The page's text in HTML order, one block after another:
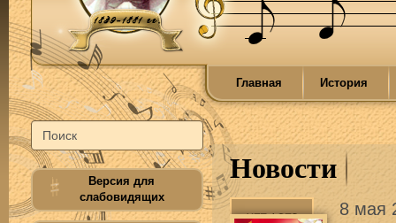
Главная История
Версия для
слабовидящих
Новости
8 мая